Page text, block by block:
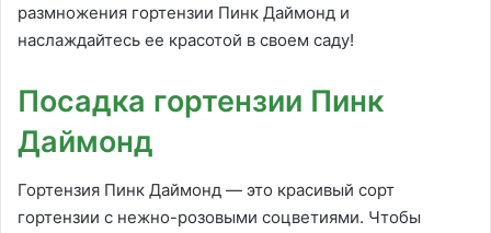
размножения гортензии Пинк Даймонд и
наслаждайтесь ее красотой в своем саду!
Посадка гортензии Пинк
Даймонд
Гортензия Пинк Даймонд — это красивый сорт
гортензии с нежно-розовыми соцветиями. Чтобы